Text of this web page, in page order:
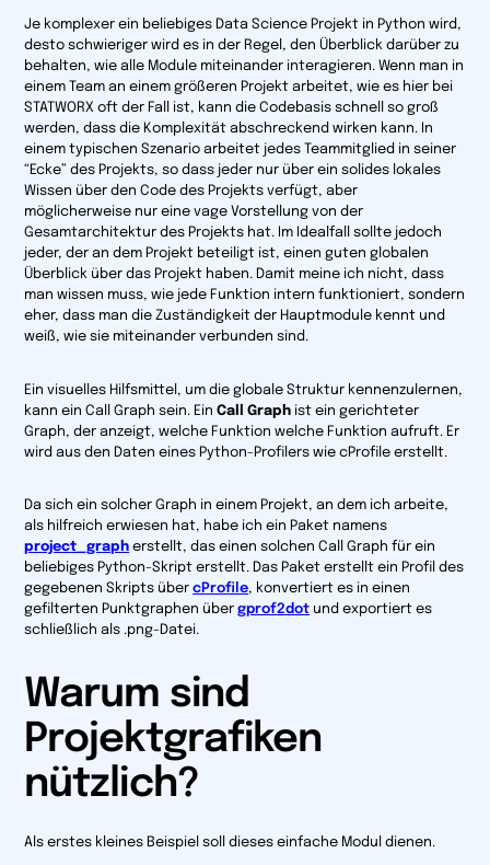
Je komplexer ein beliebiges Data Science Projekt in Python wird,
desto schwieriger wird es in der Regel, den Überblick darüber zu
behalten, wie alle Module miteinander interagieren. Wenn man in
einem Team an einem größeren Projekt arbeitet, wie es hier bei
STATWORX oft der Fall ist, kann die Codebasis schnell so groß
werden, dass die Komplexität abschreckend wirken kann. In
einem typischen Szenario arbeitet jedes Teammitglied in seiner
“Ecke” des Projekts, so dass jeder nur über ein solides lokales
Wissen über den Code des Projekts verfügt, aber
möglicherweise nur eine vage Vorstellung von der
Gesamtarchitektur des Projekts hat. Im Idealfall sollte jedoch
jeder, der an dem Projekt beteiligt ist, einen gutenglobalen
Überblick über das Projekt haben. Damit meine ich nicht, dass
man wissen muss, wie jede Funktion intern funktioniert, sondern
eher, dass man die Zuständigkeit der Hauptmodule kennt und
weiß, wie sie miteinander verbunden sind.
Ein visuelles Hilfsmittel, um die globale Struktur kennenzulernen,
kann ein Call Graph sein. EinCall Graph ist ein gerichteter
Graph, der anzeigt, welche Funktion welche Funktion aufruft. Er
wird aus den Daten eines Python-Profilers wiecProfile erstellt.
Da sich ein solcher Graph in einem Projekt, an dem ich arbeite,
als hilfreich erwiesen hat, habe ich ein Paket namens
project_graph erstellt, das einen solchen Call Graph für ein
beliebiges Python-Skript erstellt. Das Paket erstellt ein Profil des
gegebenen Skripts übercProfile, konvertiert es in einen
gefilterten Punktgraphen übergprof2dot und exportiert es
schließlich als .png-Datei.
Warum sind
Projektgrafiken
nützlich?
Als erstes kleines Beispiel soll dieses einfache Modul dienen.